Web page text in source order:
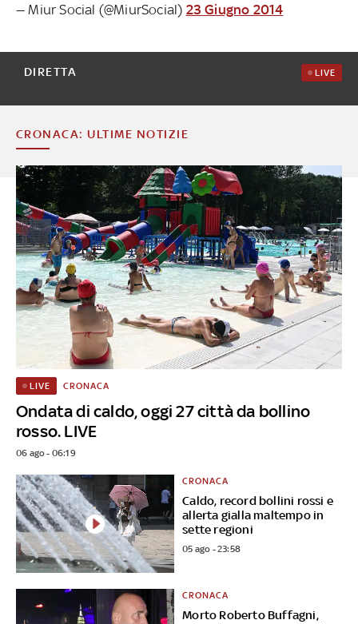
— Miur Social (@MiurSocial) 23 Giugno 2014
DIRETTA LIVE
CRONACA: ULTIME NOTIZIE
Ondata di caldo, oggi 27 città da bollino
rosso. LIVE
LIVE CRONACA
06 ago - 06:19
Caldo, record bollini rossi e
allerta gialla maltempo in
sette regioni
CRONACA
05 ago - 23:58
Morto Roberto Buffagni,
CRONACA